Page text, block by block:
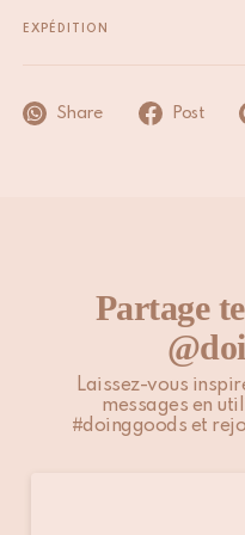
EXPÉDITION
réserve que l’article soit en
week-end ou les jours fériés
responsables des droits de
Pour plus d’informations,
Expédition & Livraison
Share Post
Partage
Laissez-vous
messages en
#doinggoods et